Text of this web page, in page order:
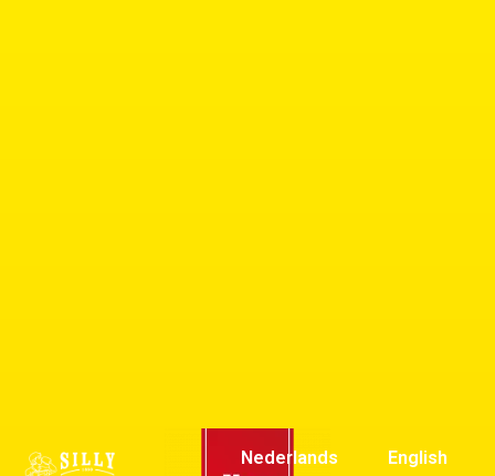
Nederlands English